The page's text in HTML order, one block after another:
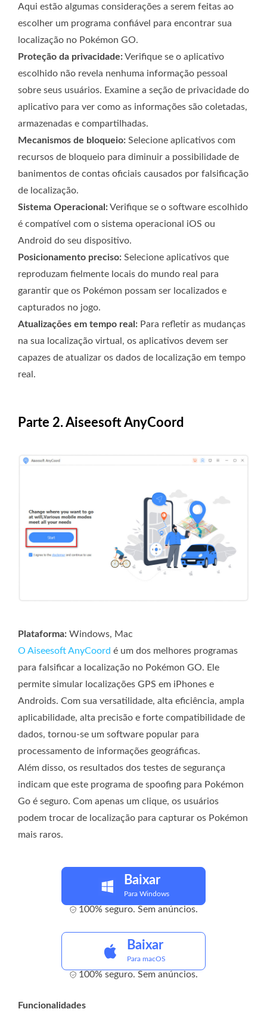
Aqui estão algumas considerações a serem feitas ao
escolher um programa confiável para encontrar sua
localização no Pokémon GO.
Proteção da privacidade:Verifique se o aplicativo
escolhido não revela nenhuma informação pessoal
sobre seus usuários. Examine a seção de privacidade do
aplicativo para ver como as informações são coletadas,
armazenadas e compartilhadas.
Mecanismos de bloqueio: Selecione aplicativos com
recursos de bloqueio para diminuir a possibilidade de
banimentos de contas oficiais causados ​​por falsificação
de localização.
Sistema Operacional:Verifique se o software escolhido
é compatível com o sistema operacional iOS ou
Android do seu dispositivo.
Posicionamento preciso: Selecione aplicativos que
reproduzam fielmente locais do mundo real para
garantir que os Pokémon possam ser localizados e
capturados no jogo.
Atualizações em tempo real: Para refletir as mudanças
na sua localização virtual, os aplicativos devem ser
capazes de atualizar os dados de localização em tempo
real.
Parte 2. Aiseesoft AnyCoord
Plataforma: Windows, Mac
O Aiseesoft AnyCoord é um dos melhores programas
para falsificar a localização no Pokémon GO. Ele
permite simular localizações GPS em iPhones e
Androids. Com sua versatilidade, alta eficiência, ampla
aplicabilidade, alta precisão e forte compatibilidade de
dados, tornou-se um software popular para
processamento de informações geográficas.
Além disso, os resultados dos testes de segurança
indicam que este programa de spoofing para Pokémon
Go é seguro. Com apenas um clique, os usuários
podem trocar de localização para capturar os Pokémon
mais raros.
Baixar
Para Windows
100% seguro. Sem anúncios.
Baixar
Para macOS
100% seguro. Sem anúncios.
Funcionalidades